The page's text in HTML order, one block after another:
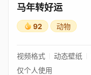
马年转好运
92 动物
视频格式 动态壁纸
仅个人使用